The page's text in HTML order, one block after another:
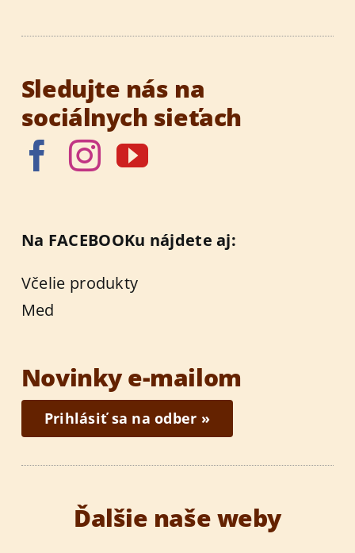
Sledujte nás na
sociálnych sieťach
Na FACEBOOKu nájdete aj:
Včelie produkty
Med
Novinky e-mailom
Prihlásiť sa na odber »
Ďalšie naše weby